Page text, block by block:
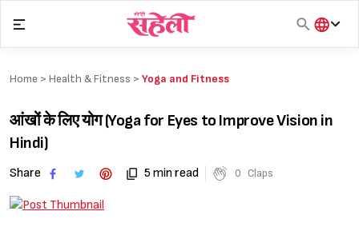
content
हिंदी
Home > Health & Fitness > Yoga and Fitness
आंखों के लिए योग (Yoga for Eyes to Improve Vision in
Hindi)
Share 5 min read 0 Claps